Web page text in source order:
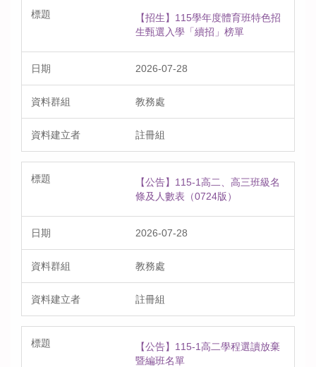
【招生】115學年度體育班特色招
生甄選入學「續招」榜單
2026-07-28
教務處
註冊組
【公告】115-1高二、高三班級名
條及人數表（0724版）
2026-07-28
教務處
註冊組
【公告】115-1高二學程選讀放棄
暨編班名單